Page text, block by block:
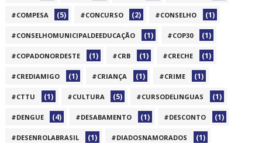
#COMPESA (5) #CONCURSO (2) #CONSELHO (1)
#CONSELHOMUNICIPALDEEDUCAÇÃO (1) #COP30 (1)
#COPADONORDESTE (1) #CRB (1) #CRECHE (1)
#CREDIAMIGO (1) #CRIANÇA (1) #CRIME (1)
#CTTU (1) #CULTURA (5) #CURSODELINGUAS (1)
#DENGUE (4) #DESABAMENTO (1) #DESCONTO (1)
#DESENROLABRASIL (1) #DIADOSNAMORADOS (1)